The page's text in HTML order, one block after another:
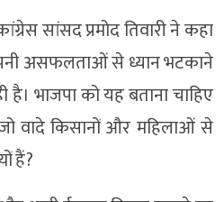
सांसद प्रमोद तिवारी ने कहा
असफलताओं से ध्यान भटकाने
है। भाजपा को यह बताना चाहिए
वादे किसानों और महिलाओं से
हैं?